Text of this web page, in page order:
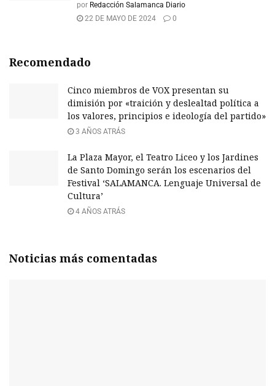
por Redacción Salamanca Diario
22 DE MAYO DE 2024
0
Recomendado
Cinco miembros de VOX presentan su
dimisión por «traición y deslealtad política a
los valores, principios e ideología del partido»
3 AÑOS ATRÁS
La Plaza Mayor, el Teatro Liceo y los Jardines
de Santo Domingo serán los escenarios del
Festival ‘SALAMANCA. Lenguaje Universal de
Cultura’
4 AÑOS ATRÁS
Noticias más comentadas